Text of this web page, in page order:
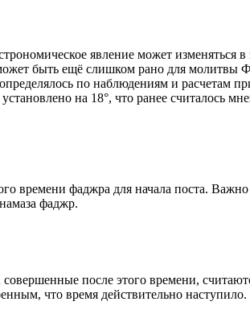
явление может изменяться в
быть ещё слишком рано для молитвы
по наблюдениям и расчетам
на 18°, что ранее считалось
времени фаджра для начала поста. Важно
фаджр.
после этого времени,
что время действительно наступило.